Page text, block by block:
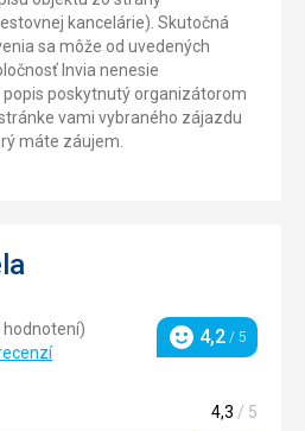
kancelárie). Skutočná
sa môže od uvedených
Invia nenesie
poskytnutý organizátorom
vami vybraného zájazdu
máte záujem.
hodnotení)
Hodnotenie
4,2 / 5
4,3 / 5